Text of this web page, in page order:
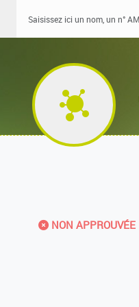
NON APPROUVÉE